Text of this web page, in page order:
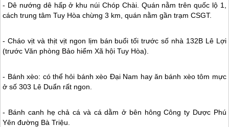
- Dê nướng dê hấp ở khu núi Chóp Chài. Quán nằm trên quốc lộ 1,
cách trung tâm Tuy Hòa chừng 3 km, quán nằm gần trạm CSGT.
- Cháo vịt và thịt vịt ngon lịm bán buổi tối trước số nhà 132B Lê Lợi
(trước Văn phòng Bảo hiểm Xã hội Tuy Hòa).
- Bánh xèo: có thể hỏi bánh xèo Đại Nam hay ăn bánh xèo tôm mực
ở số 303 Lê Duẩn rất ngon.
- Bánh canh hẹ chả cá và cá dằm ở bên hông Công ty Dược Phú
Yên đường Bà Triệu.